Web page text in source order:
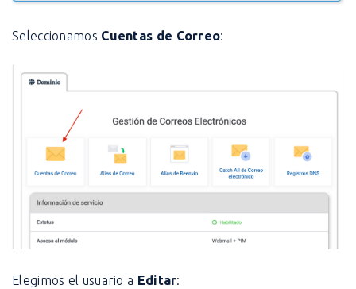
Seleccionamos Cuentas de Correo:
Elegimos el usuario a Editar: